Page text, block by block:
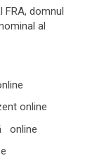
domnul
al
online
online